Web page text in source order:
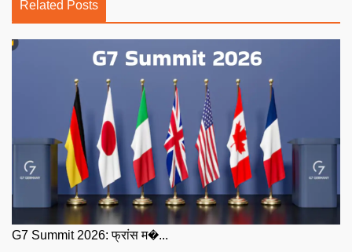
Related Posts
G7 Summit 2026: फ्रांस म�...